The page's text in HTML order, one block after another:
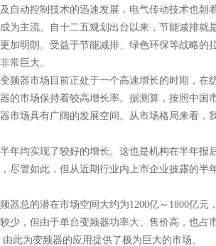
动控制技术的迅速发展，电气传动技术也朝
为主流。自十二五规划出台以来，节能减排就
加明朗。受益于节能减排、绿色环保等战略的
常巨大。
器市场目前正处于一个高速增长的时期，在
的市场保持着较高增长率。据测算，按照中国
市场具有广阔的发展空间。从市场格局来看，
均实现了较好的增长。这也是机构在半年报
尽管如此，但从近期行业内上市企业披露的半
总的潜在市场空间大约为1200亿～1800亿元
少，但由于单台变频器功率大、售价高，也占
此为变频器的应用提供了极为巨大的市场。